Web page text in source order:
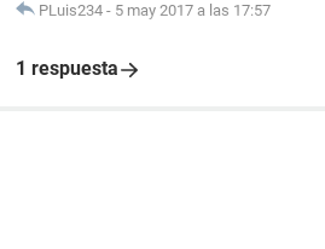
PLuis234 - 5 may 2017 a las 17:57
1 respuesta